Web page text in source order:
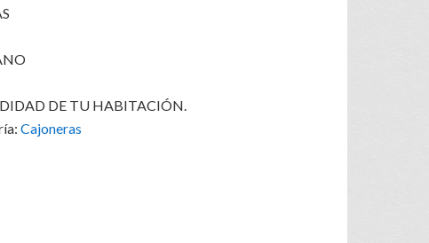
DE TU HABITACIÓN.
Cajoneras